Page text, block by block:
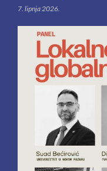
7. lipnja 2026.